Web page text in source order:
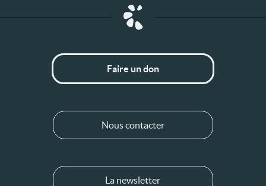
Faire un don
Nous contacter
La newsletter